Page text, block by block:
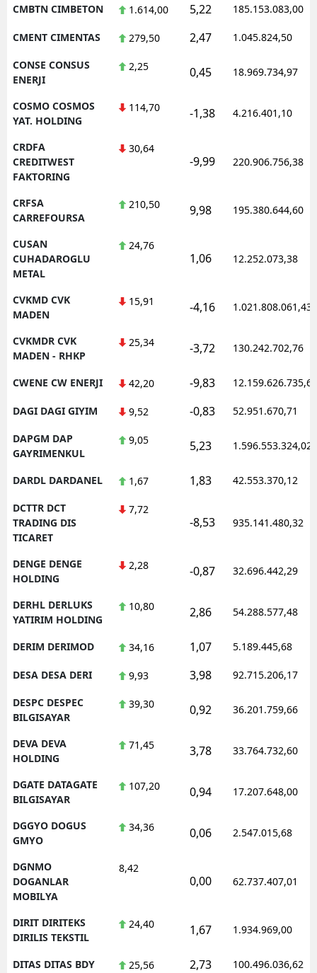
CMBTN CIMBETON 1.614,00 5,22 185.153.083,00
CMENT CIMENTAS 279,50 2,47 1.045.824,50
CONSE CONSUS
ENERJI
2,25 0,45 18.969.734,97
COSMO COSMOS
YAT. HOLDING
114,70 -1,38 4.216.401,10
CRDFA
CREDITWEST
FAKTORING
30,64
-9,99 220.906.756,38
CRFSA
CARREFOURSA
210,50 9,98 195.380.644,60
CUSAN
CUHADAROGLU
METAL
24,76
1,06 12.252.073,38
CVKMD CVK
MADEN
15,91 -4,16 1.021.808.061,43
CVKMDR CVK
MADEN - RHKP
25,34 -3,72 130.242.702,76
CWENE CW ENERJI 42,20 -9,83 12.159.626.735,62
DAGI DAGI GIYIM 9,52 -0,83 52.951.670,71
DAPGM DAP
GAYRIMENKUL
9,05 5,23 1.596.553.324,02
DARDL DARDANEL 1,67 1,83 42.553.370,12
DCTTR DCT
TRADING DIS
TICARET
7,72
-8,53 935.141.480,32
DENGE DENGE
HOLDING
2,28 -0,87 32.696.442,29
DERHL DERLUKS
YATIRIM HOLDING
10,80 2,86 54.288.577,48
DERIM DERIMOD 34,16 1,07 5.189.445,68
DESA DESA DERI 9,93 3,98 92.715.206,17
DESPC DESPEC
BILGISAYAR
39,30 0,92 36.201.759,66
DEVA DEVA
HOLDING
71,45 3,78 33.764.732,60
DGATE DATAGATE
BILGISAYAR
107,20 0,94 17.207.648,00
DGGYO DOGUS
GMYO
34,36 0,06 2.547.015,68
DGNMO
DOGANLAR
MOBILYA
8,42
0,00 62.737.407,01
DIRIT DIRITEKS
DIRILIS TEKSTIL
24,40 1,67 1.934.969,00
DITAS DITAS BDY 25,56 2,73 100.496.036,62